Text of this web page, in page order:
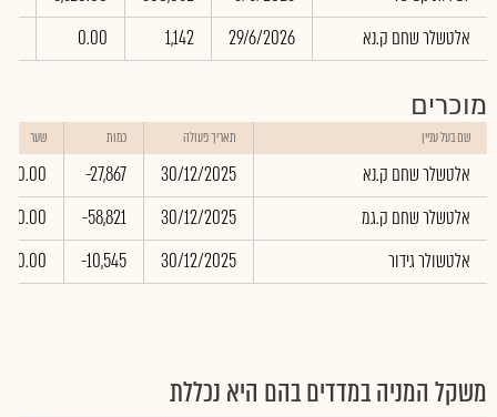
אלטשלר שחם ק.נא
29/6/2026
1,142
0.00
מוכרים
שם בעל עניין תאריך פעולה כמות שער
אלטשלר שחם ק.נא 30/12/2025
-27,867
0.00
אלטשלר שחם ק.גמ
30/12/2025
-58,821
0.00
אלטשולר גידור
30/12/2025
-10,545
0.00
משקל המניה במדדים בהם היא נכללת